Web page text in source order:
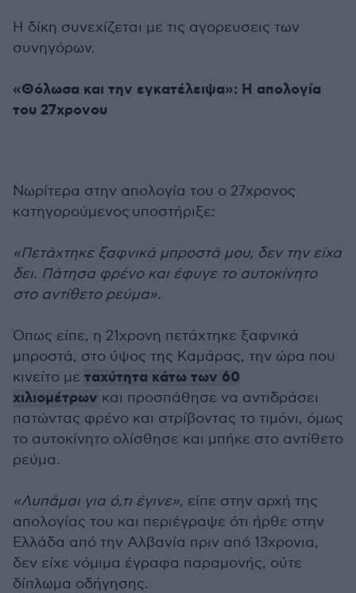
Η δίκη συνεχίζεται με τις αγορευσεις των
συνηγόρων.
«Θόλωσα και την εγκατέλειψα»: Η απολογία
του 27χρονου
Νωρίτερα στην απολογία του ο 27χρονος
κατηγορούμενος υποστήριξε:
«Πετάχτηκε ξαφνικά μπροστά μου, δεν την είχα
δει. Πάτησα φρένο και έφυγε το αυτοκίνητο
στο αντίθετο ρεύμα».
Όπως είπε, η 21χρονη πετάχτηκε ξαφνικά
μπροστά, στο ύψος της Καμάρας, την ώρα που
κινείτο με ταχύτητα κάτω των 60
χιλιομέτρων και προσπάθησε να αντιδράσει
πατώντας φρένο και στρίβοντας το τιμόνι, όμως
το αυτοκίνητο ολίσθησε και μπήκε στο αντίθετο
ρεύμα.
«Λυπάμαι για ό,τι έγινε», είπε στην αρχή της
απολογίας του και περιέγραψε ότι ήρθε στην
Ελλάδα από την Αλβανία πριν από 13χρονια,
δεν είχε νόμιμα έγραφα παραμονής, ούτε
δίπλωμα οδήγησης.